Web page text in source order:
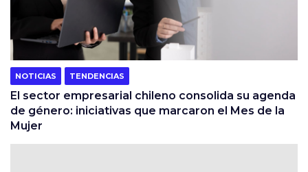
NOTICIAS TENDENCIAS
El sector empresarial chileno consolida su agenda
de género: iniciativas que marcaron el Mes de la
Mujer